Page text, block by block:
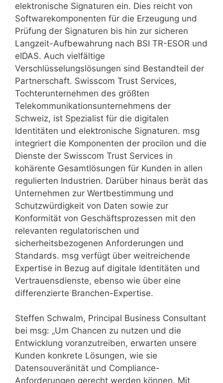
elektronische Signaturen ein. Dies reicht von
Softwarekomponenten für die Erzeugung und
Prüfung der Signaturen bis hin zur sicheren
Langzeit-Aufbewahrung nach BSI TR-ESOR und
eIDAS. Auch vielfältige
Verschlüsselungslösungen sind Bestandteil der
Partnerschaft. Swisscom Trust Services,
Tochterunternehmen des größten
Telekommunikationsunternehmens der
Schweiz, ist Spezialist für die digitalen
Identitäten und elektronische Signaturen. msg
integriert die Komponenten der procilon und die
Dienste der Swisscom Trust Services in
kohärente Gesamtlösungen für Kunden in allen
regulierten Industrien. Darüber hinaus berät das
Unternehmen zur Wertbestimmung und
Schutzwürdigkeit von Daten sowie zur
Konformität von Geschäftsprozessen mit den
relevanten regulatorischen und
sicherheitsbezogenen Anforderungen und
Standards. msg verfügt über weitreichende
Expertise in Bezug auf digitale Identitäten und
Vertrauensdienste, ebenso wie über eine
differenzierte Branchen-Expertise.
Steffen Schwalm, Principal Business Consultant
bei msg: „Um Chancen zu nutzen und die
Entwicklung voranzutreiben, erwarten unsere
Kunden konkrete Lösungen, wie sie
Datensouveränität und Compliance-
Anforderungen gerecht werden können. Mit